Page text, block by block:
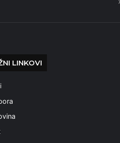
LINKOVI